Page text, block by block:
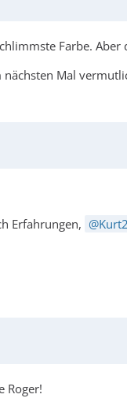
Farbe. Aber
Mal
Erfahrungen, Kurt2
Roger!